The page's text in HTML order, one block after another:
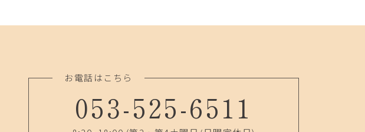
お電話はこちら
053-525-6511